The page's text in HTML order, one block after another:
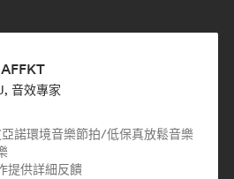
音效專家
諾環境音樂節拍/低保真放鬆音樂
提供詳細反饋